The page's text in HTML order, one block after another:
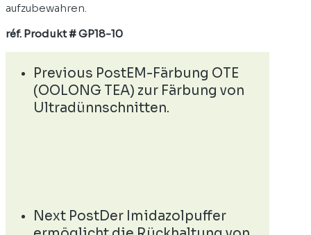
aufzubewahren.
réf. Produkt # GP18-10
Previous PostEM-Färbung OTE
(OOLONG TEA) zur Färbung von
Ultradünnschnitten.
Next PostDer Imidazolpuffer